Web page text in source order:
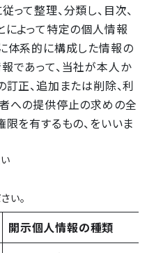
て整理、分類し、目次、
によって特定の個人情報
体系的に構成した情報の
であって、当社が本人か
正、追加または削除、利
への提供停止の求めの全
を有するもの、をいいま
い。
開示個人情報の種類